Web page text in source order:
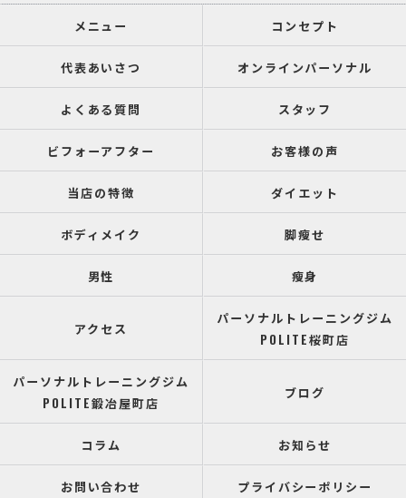
メニュー コンセプト
代表あいさつ オンラインパーソナル
よくある質問 スタッフ
ビフォーアフター お客様の声
当店の特徴 ダイエット
ボディメイク 脚瘦せ
男性 瘦身
アクセス
パーソナルトレーニングジム
POLITE桜町店
パーソナルトレーニングジム
POLITE鍛冶屋町店
ブログ
コラム お知らせ
お問い合わせ プライバシーポリシー